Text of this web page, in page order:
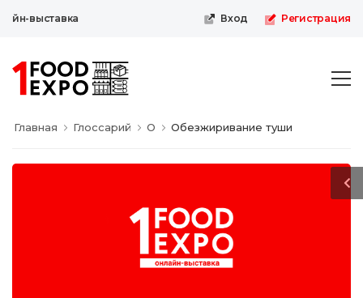
выставка Вход Регистрация
Главная Глоссарий О Обезжиривание туши